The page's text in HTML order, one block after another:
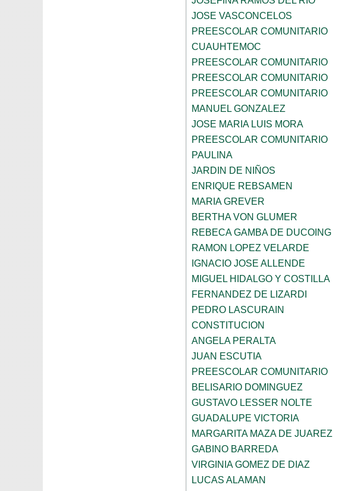
JOSE VASCONCELOS
PREESCOLAR COMUNITARIO
CUAUHTEMOC
PREESCOLAR COMUNITARIO
PREESCOLAR COMUNITARIO
PREESCOLAR COMUNITARIO
MANUEL GONZALEZ
JOSE MARIA LUIS MORA
PREESCOLAR COMUNITARIO
PAULINA
JARDIN DE NIÑOS
ENRIQUE REBSAMEN
MARIA GREVER
BERTHA VON GLUMER
REBECA GAMBA DE DUCOING
RAMON LOPEZ VELARDE
IGNACIO JOSE ALLENDE
MIGUEL HIDALGO Y COSTILLA
FERNANDEZ DE LIZARDI
PEDRO LASCURAIN
CONSTITUCION
ANGELA PERALTA
JUAN ESCUTIA
PREESCOLAR COMUNITARIO
BELISARIO DOMINGUEZ
GUSTAVO LESSER NOLTE
GUADALUPE VICTORIA
MARGARITA MAZA DE JUAREZ
GABINO BARREDA
VIRGINIA GOMEZ DE DIAZ
LUCAS ALAMAN